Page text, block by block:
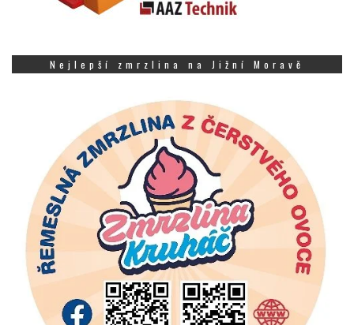
Nejlepší zmrzlina na Jižní Moravě